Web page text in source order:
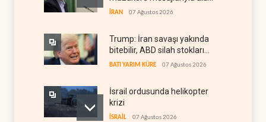
etti
İRAN 07 Ağustos 2026
Trump: İran savaşı yakında
bitebilir, ABD silah stokları
zorlanıyor
BATI YARIM KÜRE 07 Ağustos 2026
İsrail ordusunda helikopter
krizi
İSRAİL 07 Ağustos 2026